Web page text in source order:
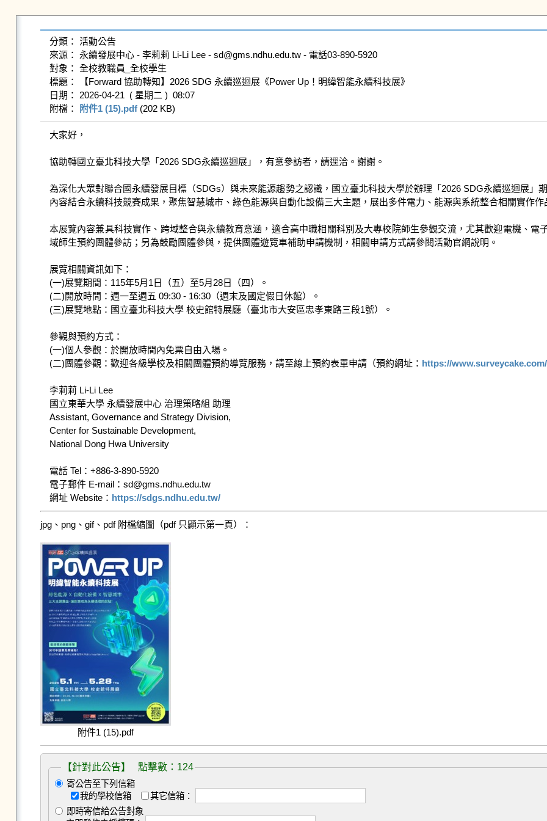
分類： 活動公告
來源： 永續發展中心 - 李莉莉 Li-Li Lee - sd@gms.ndhu.edu.tw - 電話03-890-5920
對象： 全校教職員_全校學生
標題： 【Forward 協助轉知】2026 SDG 永續巡迴展《Power Up！明緯智能永續科技展》
日期： 2026-04-21  ( 星期二 )  08:07
附檔：
附件1 (15).pdf (202 KB)
大家好，
協助轉國立臺北科技大學「2026 SDG永續巡迴展」，有意參訪者，請逕洽。謝謝。
為深化大眾對聯合國永續發展目標（SDGs）與未來能源趨勢之認識，國立臺北科技大學於辦理「2026 SDG永續巡迴展」
內容結合永續科技競賽成果，聚焦智慧城市、綠色能源與自動化設備三大主題，展出多件電力、能源與系統整合相關實作
本展覽內容兼具科技實作、跨域整合與永續教育意涵，適合高中職相關科別及大專校院師生參觀交流，尤其歡迎電機、
域師生預約團體參訪；另為鼓勵團體參與，提供團體遊覽車補助申請機制，相關申請方式請參閱活動官網說明。​​
​​​展覽相關資訊如下：
​​(一)​​​展覽期間：115年5月1日（五）至5月28日（四）。
​​(二)​​​開放時間：週一至週五 09:30 - 16:30（週末及國定假日休館）。
​​(三)​​​展覽地點：國立臺北科技大學 校史館特展廳（臺北市大安區忠孝東路三段1號）。
​​​參觀與預約方式：
​​(一)​​​個人參觀：於開放時間內免票自由入場。
(二)團體參觀：歡迎各級學校及相關團體預約導覽服務，請至線上預約表單申請（預約網址： https://
李莉莉 Li-Li Lee
國立東華大學 永續發展中心 治理策略組 助理
Assistant, Governance and Strategy Division,
Center for Sustainable Development,
National Dong Hwa University
電話 Tel：+886-3-890-5920
電子郵件 E-mail：sd@gms.ndhu.edu.tw
網址 Website： https://sdgs.ndhu.edu.tw/
jpg、png、gif、pdf 附檔縮圖（pdf 只顯示第一頁）：
附件1 (15).pdf
【針對此公告】 點擊數：124
寄公告至下列信箱
我的學校信箱
其它信箱：
即時寄信給公告對象